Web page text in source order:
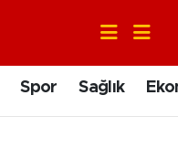
Spor Sağlık